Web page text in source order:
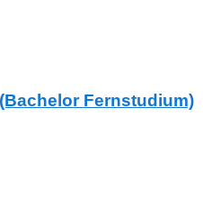
Fernstudium)